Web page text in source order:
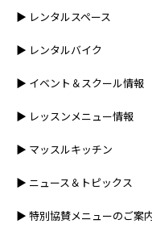
▶︎ レンタルスペース
▶︎ レンタルバイク
▶︎ イベント＆スクール情報
▶︎ レッスンメニュー情報
▶︎ マッスルキッチン
▶︎ ニュース＆トピックス
▶︎ 特別協賛メニューのご案